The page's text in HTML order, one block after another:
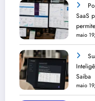
SaaS
maio
Saiba
maio